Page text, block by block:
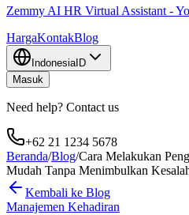
Zemmy AI HR Virtual Assistant -
HargaKontakBlog
IndonesiaID
Masuk
Need help? Contact us
+62 21 1234 5678
Beranda/Blog/Cara Melakukan
Mudah Tanpa Menimbulkan
Kembali ke Blog
Manajemen Kehadiran